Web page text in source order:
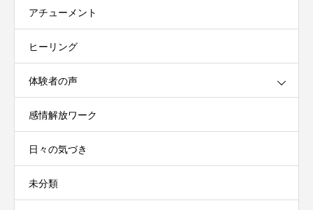
アチューメント
ヒーリング
体験者の声
感情解放ワーク
日々の気づき
未分類